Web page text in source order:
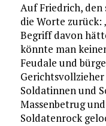
Auf Friedrich, den
die Worte zurück:
Begriff davon
könnte man
Feudale und
Soldatinnen und
Massenbetrug
Soldatenrock